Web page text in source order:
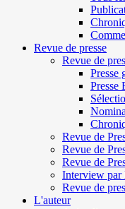
Revue de presse
Revue de
Presse
Presse
Revue de
Revue de
Revue de
Interview par
Revue de
L'auteur